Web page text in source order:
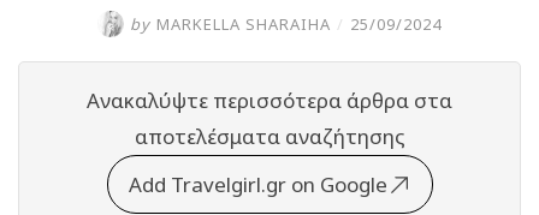
by MARKELLA SHARAIHA / 25/09/2024
Ανακαλύψτε περισσότερα άρθρα στα
αποτελέσματα αναζήτησης
Add Travelgirl.gr on Google